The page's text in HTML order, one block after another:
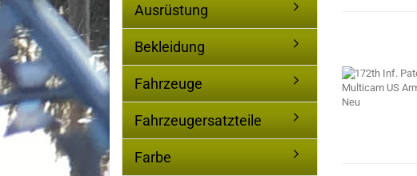
Ausrüstung
Bekleidung
Fahrzeuge
Fahrzeugersatzteile
Farbe